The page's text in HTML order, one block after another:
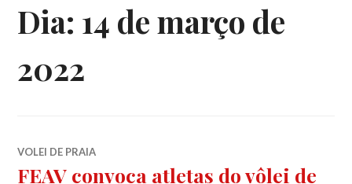
Dia: 14 de março de
2022
VOLEI DE PRAIA
FEAV convoca atletas do vôlei de